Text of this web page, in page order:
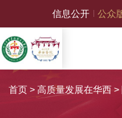
信息公开 公众
首页> 高质量发展在华西>